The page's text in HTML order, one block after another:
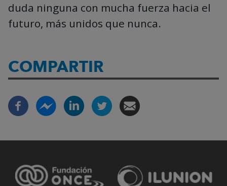
duda ninguna con mucha fuerza hacia el
futuro, más unidos que nunca.
COMPARTIR